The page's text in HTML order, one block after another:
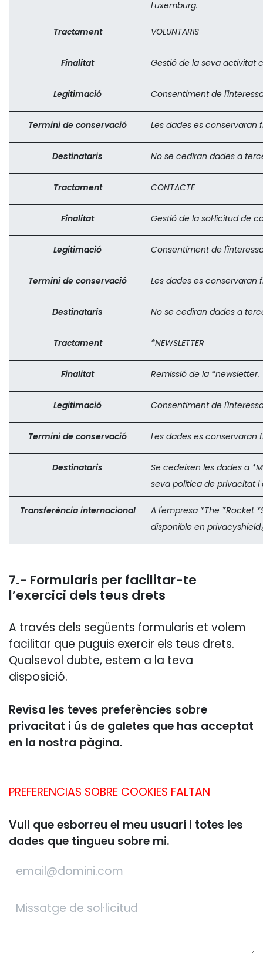
Luxemburg.
Tractament VOLUNTARIS
Finalitat Gestió de la seva activitat
Legitimació Consentiment de
Termini de conservació Les dades es conservaran
Destinataris No se cediran dades a
Tractament CONTACTE
Finalitat Gestió de la sol·licitud de
Legitimació Consentiment de
Termini de conservació Les dades es conservaran
Destinataris No se cediran dades a
Tractament *NEWSLETTER
Finalitat Remissió de la *newsletter.
Legitimació Consentiment de
Termini de conservació Les dades es conservaran
Destinataris
Se cedeixen les dades a
seva política de privacitat i
Transferència internacional
A l'empresa *The *Rocket
disponible en
7.- Formularis per facilitar-te
l’exercici dels teus drets
A través dels següents formularis et volem
facilitar que puguis exercir els teus drets.
Qualsevol dubte, estem a la teva
disposició.
Revisa les teves preferències sobre
privacitat i ús de galetes que has acceptat
en la nostra pàgina.
PREFERENCIAS SOBRE COOKIES FALTAN
Vull que esborreu el meu usuari i totes les
dades que tingueu sobre mi.